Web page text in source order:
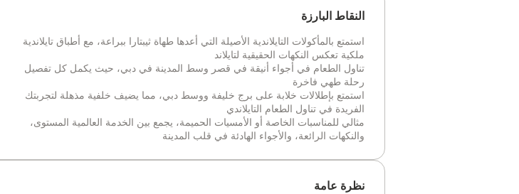
النقاط البارزة
استمتع بالمأكولات التايلاندية الأصيلة التي أعدها طهاة ثيبتارا ببراعة، مع أطباق تايلاندية
ملكية تعكس النكهات الحقيقية لتايلاند
تناول الطعام في أجواء أنيقة في قصر وسط المدينة في دبي، حيث يكمل كل تفصيل
رحلة طهي فاخرة
استمتع بإطلالات خلابة على برج خليفة ووسط دبي، مما يضيف خلفية مذهلة لتجربتك
الفريدة في تناول الطعام التايلاندي
مثالي للمناسبات الخاصة أو الأمسيات الحميمة، يجمع بين الخدمة العالمية المستوى،
والنكهات الرائعة، والأجواء الهادئة في قلب المدينة
نظرة عامة